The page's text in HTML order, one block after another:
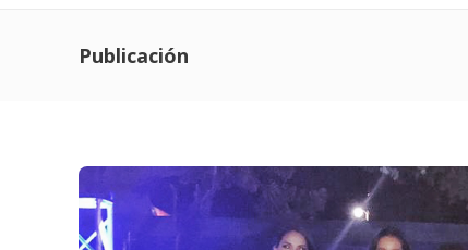
Publicación